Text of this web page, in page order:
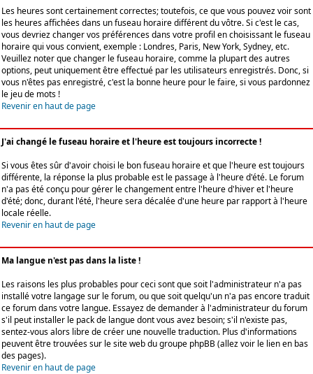
Les heures sont certainement correctes; toutefois, ce que vous pouvez voir sont
les heures affichées dans un fuseau horaire différent du vôtre. Si c'est le cas,
vous devriez changer vos préférences dans votre profil en choisissant le fuseau
horaire qui vous convient, exemple : Londres, Paris, New York, Sydney, etc.
Veuillez noter que changer le fuseau horaire, comme la plupart des autres
options, peut uniquement être effectué par les utilisateurs enregistrés. Donc, si
vous n'êtes pas enregistré, c'est la bonne heure pour le faire, si vous pardonnez
le jeu de mots !
Revenir en haut de page
J'ai changé le fuseau horaire et l'heure est toujours incorrecte !
Si vous êtes sûr d'avoir choisi le bon fuseau horaire et que l'heure est toujours
différente, la réponse la plus probable est le passage à l'heure d'été. Le forum
n'a pas été conçu pour gérer le changement entre l'heure d'hiver et l'heure
d'été; donc, durant l'été, l'heure sera décalée d'une heure par rapport à l'heure
locale réelle.
Revenir en haut de page
Ma langue n'est pas dans la liste !
Les raisons les plus probables pour ceci sont que soit l'administrateur n'a pas
installé votre langage sur le forum, ou que soit quelqu'un n'a pas encore traduit
ce forum dans votre langue. Essayez de demander à l'administrateur du forum
s'il peut installer le pack de langue dont vous avez besoin; s'il n'existe pas,
sentez-vous alors libre de créer une nouvelle traduction. Plus d'informations
peuvent être trouvées sur le site web du groupe phpBB (allez voir le lien en bas
des pages).
Revenir en haut de page